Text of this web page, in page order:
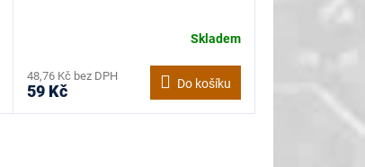
Skladem
48,76 Kč bez DPH
59 Kč Do košíku